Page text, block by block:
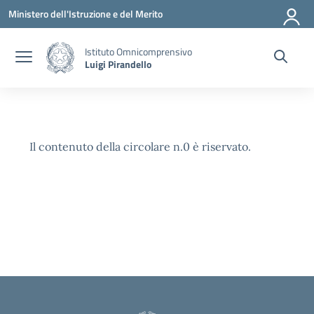
Vai ai contenuti
Vai al menu di navigazione
Vai al footer
Ministero dell'Istruzione e del Merito
Istituto Omnicomprensivo
Luigi Pirandello
Il contenuto della circolare n.0 è riservato.